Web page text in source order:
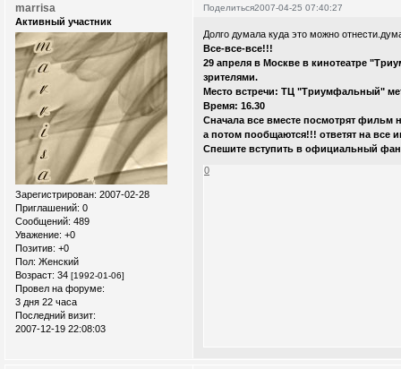
Поделиться2007-04-25 07:40:27
marrisa
Активный участник
Зарегистрирован: 2007-02-28
Приглашений: 0
Сообщений: 489
Уважение: +0
Позитив: +0
Пол: Женский
Возраст: 34 [1992-01-06]
Провел на форуме:
3 дня 22 часа
Последний визит:
2007-12-19 22:08:03
Долго думала куда это можно
Все-все-все!!!
29 апреля в Москве в кинотеатре
зрителями.
Место встречи: ТЦ "Триумфальный"
Время: 16.30
Сначала все вместе посмотрят фильм
а потом пообщаются!!! ответят на все
Спешите вступить в официальный
0